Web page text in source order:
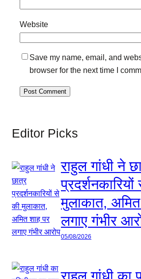
Website
Save my name, email, and
browser for the next time I
Editor Picks
राहुल गांधी ने
मुलाकात,
लगाए गंभीर
05/08/2026